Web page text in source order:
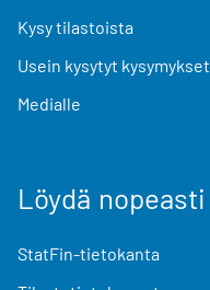
Kysy tilastoista
Usein kysytyt kysymykset
Medialle
Löydä nopeasti
StatFin-tietokanta